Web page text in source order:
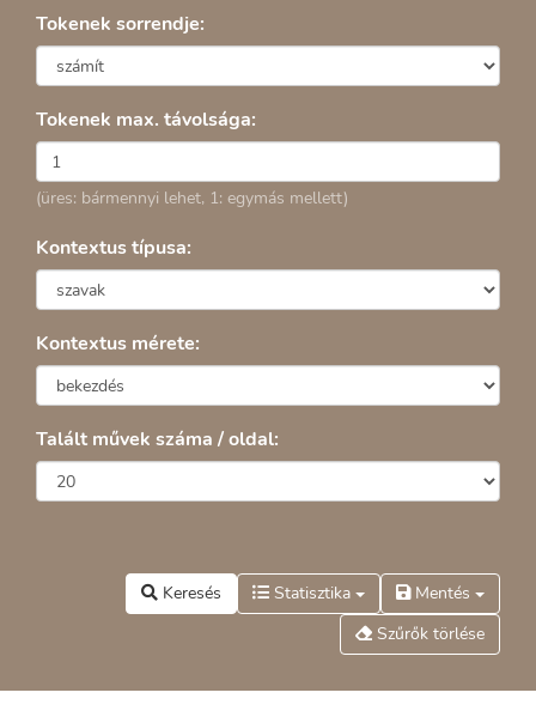
Tokenek sorrendje:
Tokenek max. távolsága:
(üres: bármennyi lehet, 1: egymás mellett)
Kontextus típusa:
Kontextus mérete:
Talált művek száma / oldal:
Keresés Statisztika
Mentés
Szűrők törlése